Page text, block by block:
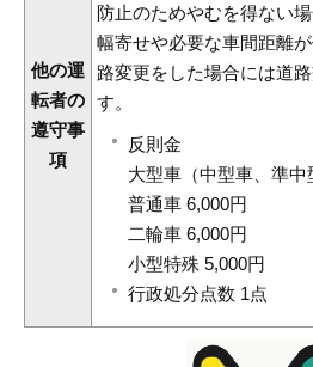
他の運
転者の
遵守事
項
防止のためやむを得ない
幅寄せや必要な車間距離
路変更をした場合には道
す。
反則金
大型車（中型車、準中
普通車 6,000円
二輪車 6,000円
小型特殊 5,000円
行政処分点数 1点